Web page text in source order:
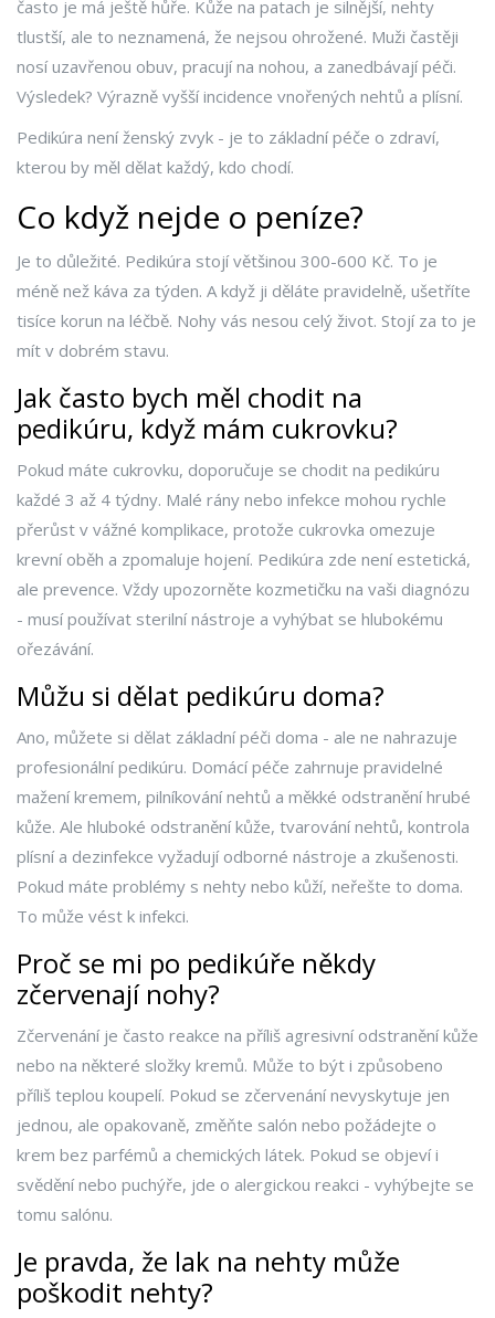
často je má ještě hůře. Kůže na patach je silnější, nehty
tlustší, ale to neznamená, že nejsou ohrožené. Muži častěji
nosí uzavřenou obuv, pracují na nohou, a zanedbávají péči.
Výsledek? Výrazně vyšší incidence vnořených nehtů a plísní.
Pedikúra není ženský zvyk - je to základní péče o zdraví,
kterou by měl dělat každý, kdo chodí.
Co když nejde o peníze?
Je to důležité. Pedikúra stojí většinou 300-600 Kč. To je
méně než káva za týden. A když ji děláte pravidelně, ušetříte
tisíce korun na léčbě. Nohy vás nesou celý život. Stojí za to je
mít v dobrém stavu.
Jak často bych měl chodit na
pedikúru, když mám cukrovku?
Pokud máte cukrovku, doporučuje se chodit na pedikúru
každé 3 až 4 týdny. Malé rány nebo infekce mohou rychle
přerůst v vážné komplikace, protože cukrovka omezuje
krevní oběh a zpomaluje hojení. Pedikúra zde není estetická,
ale prevence. Vždy upozorněte kozmetičku na vaši diagnózu
- musí používat sterilní nástroje a vyhýbat se hlubokému
ořezávání.
Můžu si dělat pedikúru doma?
Ano, můžete si dělat základní péči doma - ale ne nahrazuje
profesionální pedikúru. Domácí péče zahrnuje pravidelné
mažení kremem, pilníkování nehtů a měkké odstranění hrubé
kůže. Ale hluboké odstranění kůže, tvarování nehtů, kontrola
plísní a dezinfekce vyžadují odborné nástroje a zkušenosti.
Pokud máte problémy s nehty nebo kůží, neřešte to doma.
To může vést k infekci.
Proč se mi po pedikúře někdy
zčervenají nohy?
Zčervenání je často reakce na příliš agresivní odstranění kůže
nebo na některé složky kremů. Může to být i způsobeno
příliš teplou koupelí. Pokud se zčervenání nevyskytuje jen
jednou, ale opakovaně, změňte salón nebo požádejte o
krem bez parfémů a chemických látek. Pokud se objeví i
svědění nebo puchýře, jde o alergickou reakci - vyhýbejte se
tomu salónu.
Je pravda, že lak na nehty může
poškodit nehty?